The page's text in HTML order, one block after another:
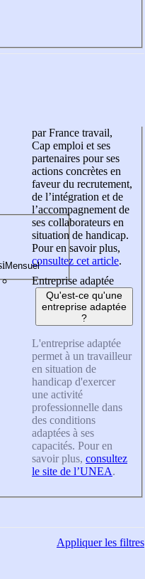
par France travail,
Cap emploi et ses
partenaires pour ses
actions concrètes en
faveur du recrutement,
de l’intégration et de
l’accompagnement de
ses collaborateurs en
situation de handicap.
Pour en savoir plus,
consultez cet article.
Entreprise adaptée
Qu'est-ce qu'une
entreprise adaptée
?
L'entreprise adaptée
permet à un travailleur
en situation de
handicap d'exercer
une activité
professionnelle dans
des conditions
adaptées à ses
capacités. Pour en
savoir plus, consultez
le site de l’UNEA.
Appliquerles filtres